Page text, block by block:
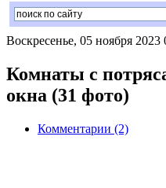
Воскресенье, 05 ноября 2023
Комнаты с
окна (31 фото)
Комментарии (2)